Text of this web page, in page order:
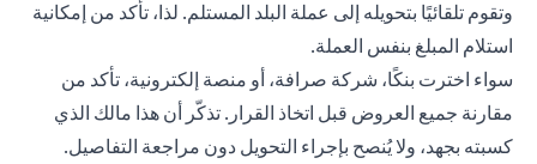
وتقوم تلقائيًا بتحويله إلى عملة البلد المستلم. لذا، تأكد من إمكانية
استلام المبلغ بنفس العملة.
سواء اخترت بنكًا، شركة صرافة، أو منصة إلكترونية، تأكد من
مقارنة جميع العروض قبل اتخاذ القرار. تذكّر أن هذا مالك الذي
كسبته بجهد، ولا يُنصح بإجراء التحويل دون مراجعة التفاصيل.